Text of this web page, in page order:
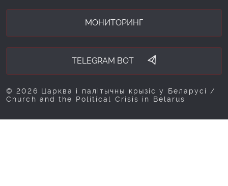
МОНИТОРИНГ
TELEGRAM BOT
© 2026 Царква і палітычны крызіс у Беларусі /
Church and the Political Crisis in Belarus